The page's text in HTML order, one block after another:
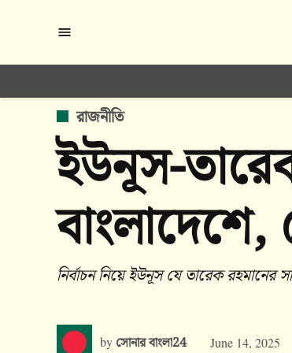
content
POSTED
IN
রাজনীতি
ইউনূস-
বাংলাদেশে,
নির্বাচন নিয়ে ইউনূস যে তারেক
by সোনার বাংলা24 June 14, 2025